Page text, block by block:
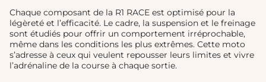
Chaque composant de la R1 RACE est optimisé pour la
légèreté et l’efficacité. Le cadre, la suspension et le freinage
sont étudiés pour offrir un comportement irréprochable,
même dans les conditions les plus extrêmes. Cette moto
s’adresse à ceux qui veulent repousser leurs limites et vivre
l’adrénaline de la course à chaque sortie.